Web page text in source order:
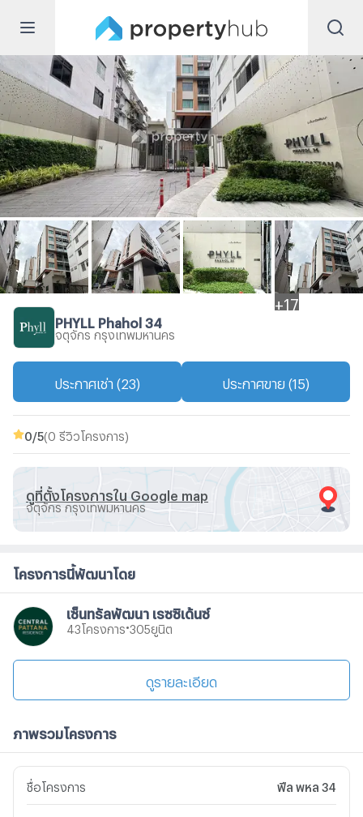
+ 17
PHYLL Phahol 34
จตุจักร กรุงเทพมหานคร
ประกาศเช่า (23) ประกาศขาย (15)
0 /5(0 รีวิวโครงการ)
ดูที่ตั้งโครงการใน Google map
จตุจักร กรุงเทพมหานคร
โครงการนี้พัฒนาโดย
เซ็นทรัลพัฒนา เรซซิเด้นซ์
43โครงการ 305ยูนิต
ดูรายละเอียด
ภาพรวมโครงการ
ชื่อโครงการ ฟีล พหล 34